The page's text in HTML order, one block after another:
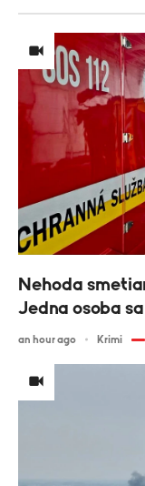
Nehoda
Jedna osoba
an hour ago Krimi